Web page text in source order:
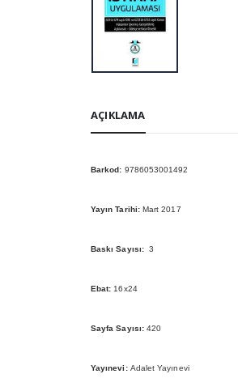
AÇIKLAMA
Barkod: 9786053001492
Yayın Tarihi:Mart 2017
Baskı Sayısı: 3
Ebat: 16x24
Sayfa Sayısı: 420
Yayınevi: Adalet Yayınevi